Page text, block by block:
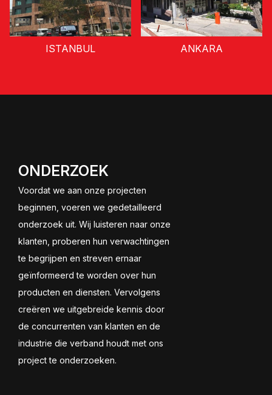
ISTANBUL ANKARA
ONDERZOEK
Voordat we aan onze projecten
beginnen, voeren we gedetailleerd
onderzoek uit. Wij luisteren naar onze
klanten, proberen hun verwachtingen
te begrijpen en streven ernaar
geïnformeerd te worden over hun
producten en diensten. Vervolgens
creëren we uitgebreide kennis door
de concurrenten van klanten en de
industrie die verband houdt met ons
project te onderzoeken.